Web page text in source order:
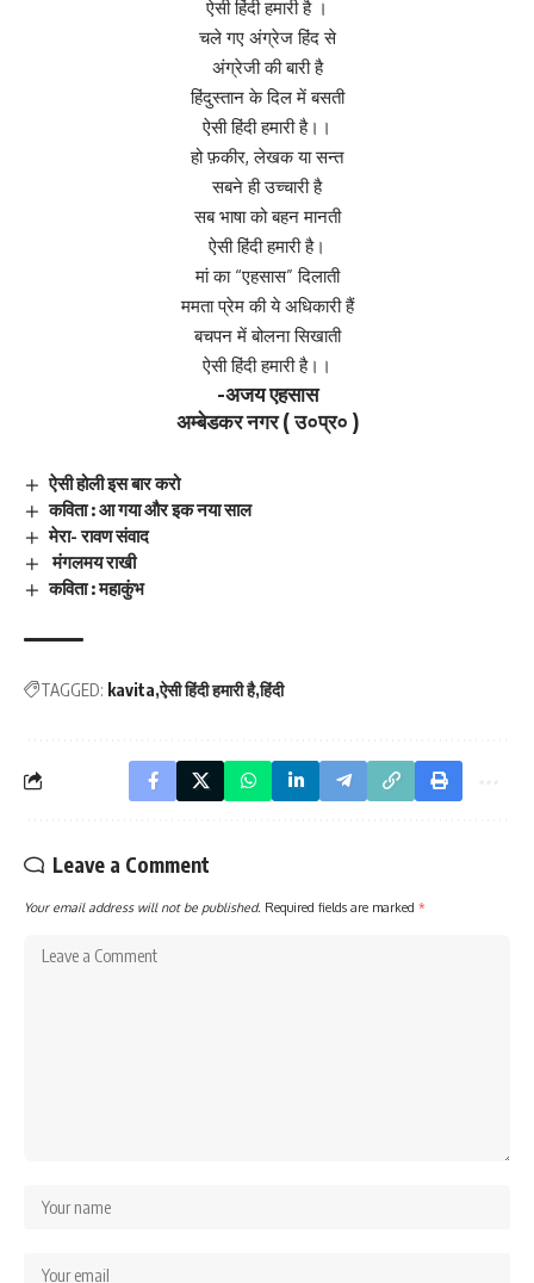
ऐसी हिंदी हमारी है ।
चले गए अंग्रेज हिंद से
अंग्रेजी की बारी है
हिंदुस्तान के दिल में बसती
ऐसी हिंदी हमारी है।।
हो फ़कीर, लेखक या सन्त
सबने ही उच्चारी है
सब भाषा को बहन मानती
ऐसी हिंदी हमारी है।
मां का “एहसास” दिलाती
ममता प्रेम की ये अधिकारी हैं
बचपन में बोलना सिखाती
ऐसी हिंदी हमारी है।।
-अजय एहसास
अम्बेडकर नगर ( उ०प्र० )
ऐसी होली इस बार करो
कविता : आ गया और इक नया साल
मेरा- रावण संवाद
मंगलमय राखी
कविता : महाकुंभ
TAGGED: kavita ऐसी हिंदी हमारी है हिंदी
Leave a Comment
Your email address will not be published. Required fields are marked *